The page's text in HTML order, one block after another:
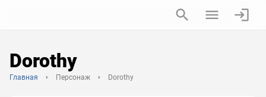
Dorothy
Главная Персонаж Dorothy